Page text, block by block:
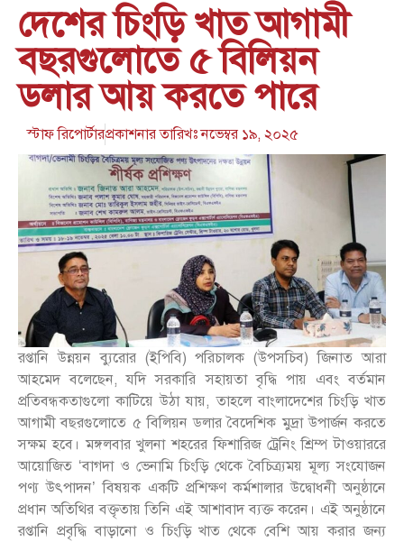
দেশের চিংড়ি খাত আগামী
বছরগুলোতে ৫ বিলিয়ন
ডলার আয় করতে পারে
স্টাফ রিপোর্টারপ্রকাশনার তারিখঃনভেম্বর ১৯, ২০২৫
রপ্তানি উন্নয়ন ব্যুরোর (ইপিবি) পরিচালক (উপসচিব) জিনাত আরা
আহমেদ বলেছেন, যদি সরকারি সহায়তা বৃদ্ধি পায় এবং বর্তমান
প্রতিবন্ধকতাগুলো কাটিয়ে উঠা যায়, তাহলে বাংলাদেশের চিংড়ি খাত
আগামী বছরগুলোতে ৫ বিলিয়ন ডলার বৈদেশিক মুদ্রা উপার্জন করতে
সক্ষম হবে। মঙ্গলবার খুলনা শহরের ফিশারিজ ট্রেনিং শ্রিম্প টাওয়াররে
আয়োজিত ‘বাগদা ও ভেনামি চিংড়ি থেকে বৈচিত্র্যময় মূল্য সংযোজন
পণ্য উৎপাদন’ বিষয়ক একটি প্রশিক্ষণ কর্মশালার উদ্বোধনী অনুষ্ঠানে
প্রধান অতিথির বক্তৃতায় তিনি এই আশাবাদ ব্যক্ত করেন। এই অনুষ্ঠানে
রপ্তানি প্রবৃদ্ধি বাড়ানো ও চিংড়ি খাত থেকে বেশি আয় করার জন্য